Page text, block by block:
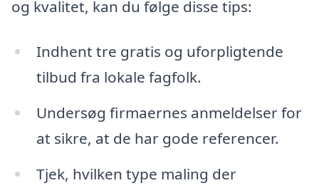
og kvalitet, kan du følge disse tips:
Indhent tre gratis og uforpligtende
tilbud fra lokale fagfolk.
Undersøg firmaernes anmeldelser for
at sikre, at de har gode referencer.
Tjek, hvilken type maling der